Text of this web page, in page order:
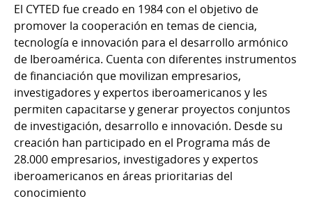
El CYTED fue creado en 1984 con el objetivo de
promover la cooperación en temas de ciencia,
tecnología e innovación para el desarrollo armónico
de Iberoamérica. Cuenta con diferentes instrumentos
de financiación que movilizan empresarios,
investigadores y expertos iberoamericanos y les
permiten capacitarse y generar proyectos conjuntos
de investigación, desarrollo e innovación. Desde su
creación han participado en el Programa más de
28.000 empresarios, investigadores y expertos
iberoamericanos en áreas prioritarias del
conocimiento